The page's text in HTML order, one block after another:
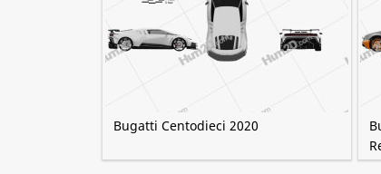
Bugatti Centodieci 2020